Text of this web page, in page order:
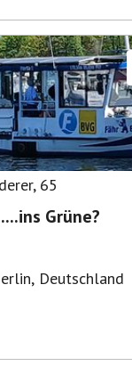
, 65
Grüne?
Deutschland